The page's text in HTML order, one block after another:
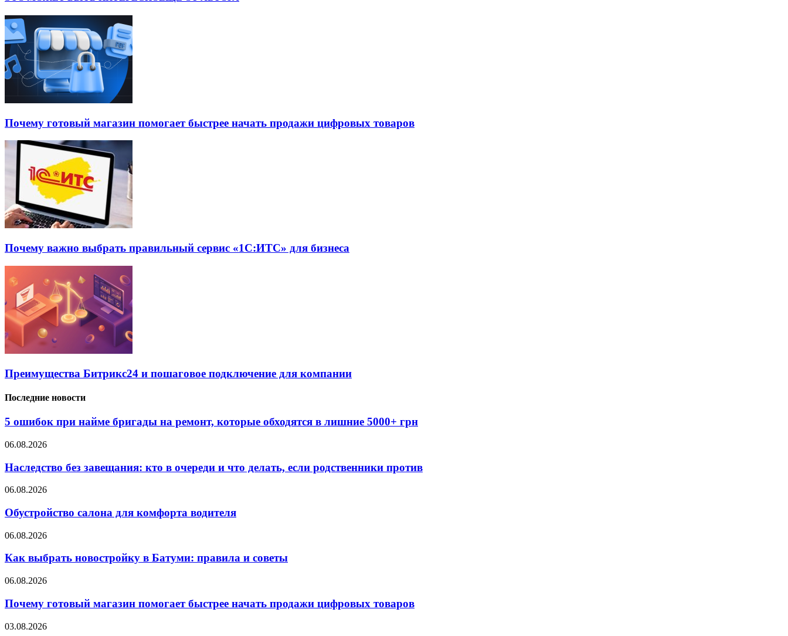
Почему готовый магазин помогает быстрее начать продажи цифровых товаров
Почему важно выбрать правильный сервис «1С:ИТС» для бизнеса
Преимущества Битрикс24 и пошаговое подключение для компании
Последние новости
5 ошибок при найме бригады на ремонт, которые обходятся в лишние 5000+ грн
06.08.2026
Наследство без завещания: кто в очереди и что делать, если родственники против
06.08.2026
Обустройство салона для комфорта водителя
06.08.2026
Как выбрать новостройку в Батуми: правила и советы
06.08.2026
Почему готовый магазин помогает быстрее начать продажи цифровых товаров
03.08.2026